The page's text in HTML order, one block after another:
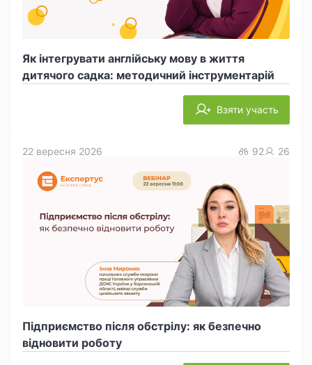
Як інтегрувати англійську мову в життя
дитячого садка: методичний інструментарій
Взяти участь
Підприємство після обстрілу: як безпечно
відновити роботу
22 вересня 2026 92 26